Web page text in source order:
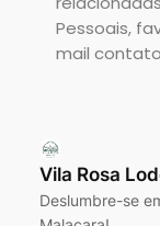
Pessoais,
mail
Vila Rosa
Deslumbre-se